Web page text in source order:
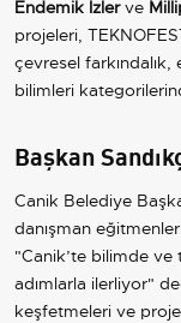
Endemik İzlerve
projeleri,
çevresel
bilimleri
Başkan
Canik Belediye
danışman
"Canik’te bilimde
adımlarla ilerliyor"
keşfetmeleri ve